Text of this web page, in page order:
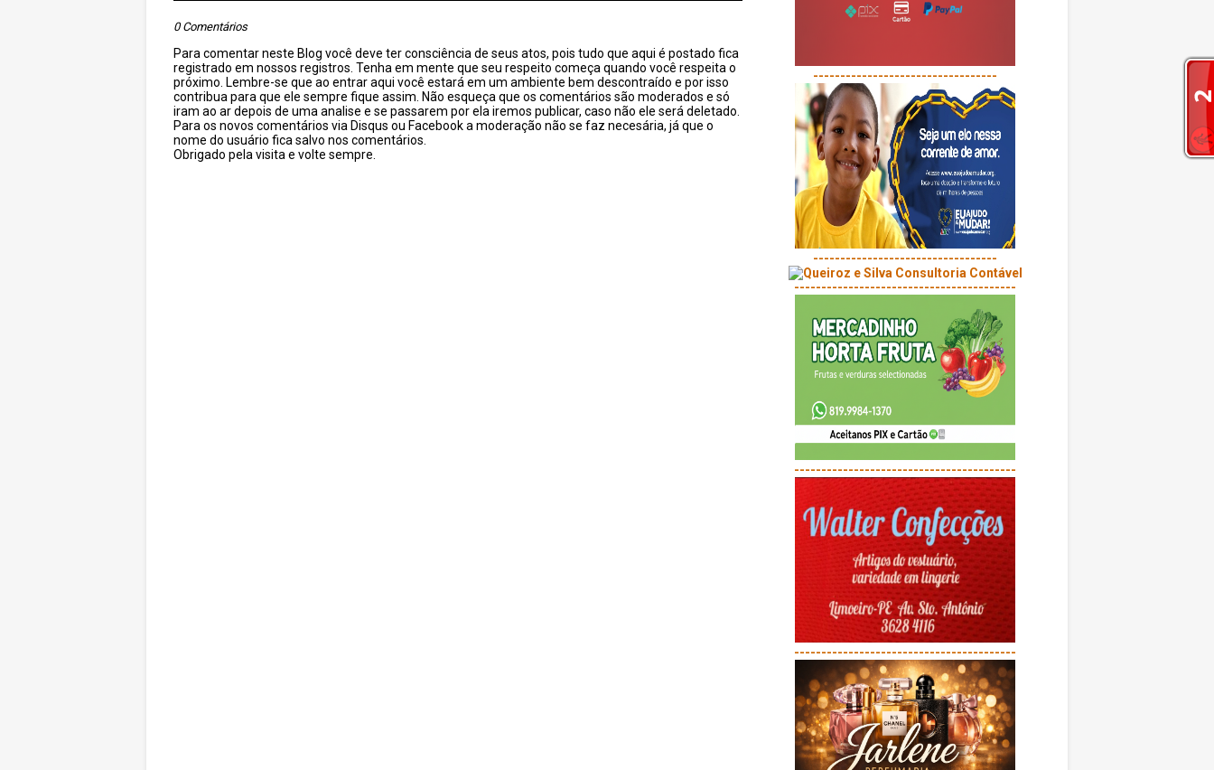
0 Comentários
Para comentar neste Blog você deve ter consciência de seus atos, pois tudo que aqui é postado fica
registrado em nossos registros. Tenha em mente que seu respeito começa quando você respeita o
próximo. Lembre-se que ao entrar aqui você estará em um ambiente bem descontraído e por isso
contribua para que ele sempre fique assim. Não esqueça que os comentários são moderados e só
iram ao ar depois de uma analise e se passarem por ela iremos publicar, caso não ele será deletado.
Para os novos comentários via Disqus ou Facebook a moderação não se faz necesária, já que o
nome do usuário fica salvo nos comentários.
Obrigado pela visita e volte sempre.
----------------------------------
----------------------------------
-----------------------------------------
-----------------------------------------
-----------------------------------------